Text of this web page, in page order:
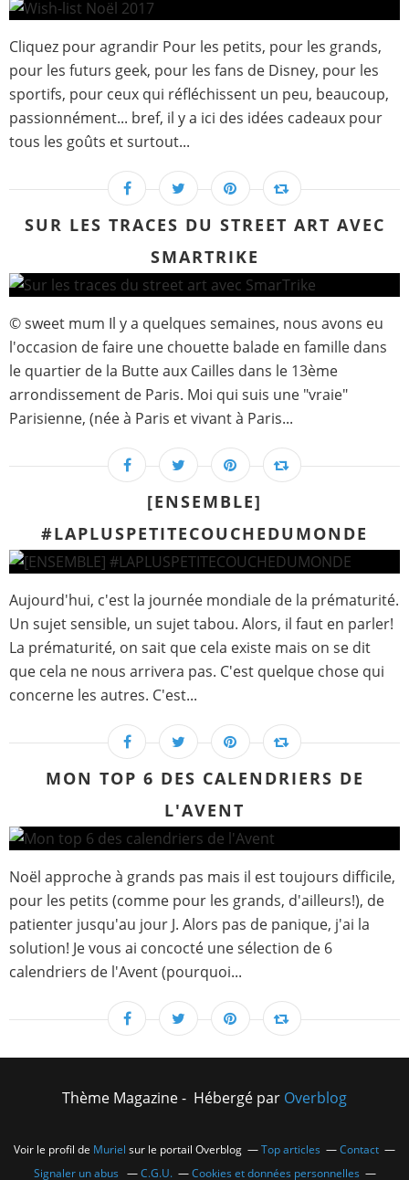
Cliquez pour agrandir Pour les petits, pour les grands,
pour les futurs geek, pour les fans de Disney, pour les
sportifs, pour ceux qui réfléchissent un peu, beaucoup,
passionnément... bref, il y a ici des idées cadeaux pour
tous les goûts et surtout...
SUR LES TRACES DU STREET ART AVEC
SMARTRIKE
© sweet mum Il y a quelques semaines, nous avons eu
l'occasion de faire une chouette balade en famille dans
le quartier de la Butte aux Cailles dans le 13ème
arrondissement de Paris. Moi qui suis une "vraie"
Parisienne, (née à Paris et vivant à Paris...
[ENSEMBLE]
#LAPLUSPETITECOUCHEDUMONDE
Aujourd'hui, c'est la journée mondiale de la prématurité.
Un sujet sensible, un sujet tabou. Alors, il faut en parler!
La prématurité, on sait que cela existe mais on se dit
que cela ne nous arrivera pas. C'est quelque chose qui
concerne les autres. C'est...
MON TOP 6 DES CALENDRIERS DE
L'AVENT
Noël approche à grands pas mais il est toujours difficile,
pour les petits (comme pour les grands, d'ailleurs!), de
patienter jusqu'au jour J. Alors pas de panique, j'ai la
solution! Je vous ai concocté une sélection de 6
calendriers de l'Avent (pourquoi...
Thème Magazine - Hébergé par Overblog
Voir le profil de Muriel sur le portail Overblog Top articles
Contact
Signaler un abus
C.G.U. Cookies et données personnelles